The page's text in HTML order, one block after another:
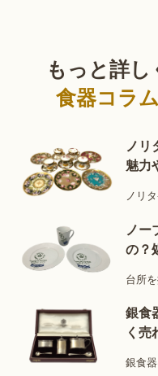
ここでは、中でも特に
リーズ・人気デザイン
ローゼンタールの「ス
ルが様々なデザイナー
み出した食器の人気シ
そのため、シリーズ内
て特徴は異なります。
例えばフォルムの美し
ホワイト」、豊富な色
ーズ」などがあります。
商品展開も、カップ＆
トなど多岐にわたりま
それぞれのこだわりの
んでおり、高い買取価
もっと詳
食器コラム
ノリ
魅力
ノリ
ノー
の？
台所
銀食
く売
銀食